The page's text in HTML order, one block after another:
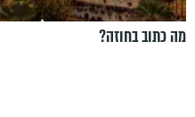
מה כתוב בחוזה?